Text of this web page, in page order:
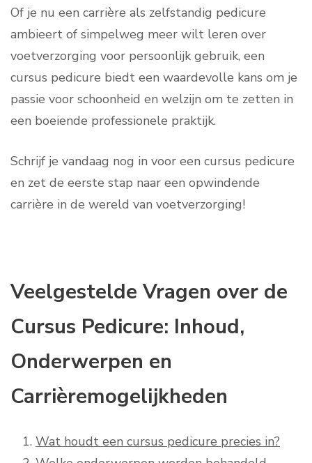
Of je nu een carrière als zelfstandig pedicure
ambieert of simpelweg meer wilt leren over
voetverzorging voor persoonlijk gebruik, een
cursus pedicure biedt een waardevolle kans om je
passie voor schoonheid en welzijn om te zetten in
een boeiende professionele praktijk.
Schrijf je vandaag nog in voor een cursus pedicure
en zet de eerste stap naar een opwindende
carrière in de wereld van voetverzorging!
Veelgestelde Vragen over de
Cursus Pedicure: Inhoud,
Onderwerpen en
Carrièremogelijkheden
Wat houdt een cursus pedicure precies in?